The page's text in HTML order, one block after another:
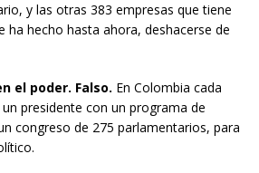
y las otras 383 empresas que tiene
ha hecho hasta ahora, deshacerse de
el poder. Falso. En Colombia cada
presidente con un programa de
congreso de 275 parlamentarios, para